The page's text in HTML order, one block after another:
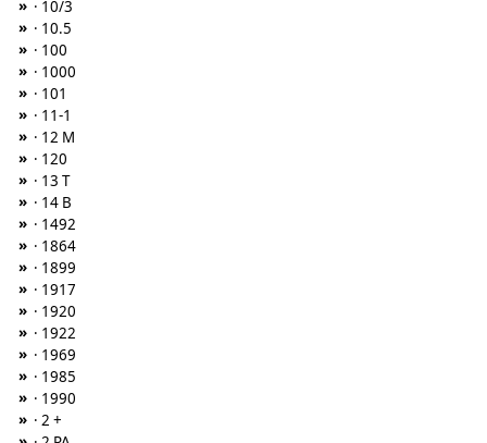
» · 10/3
» · 10.5
» · 100
» · 1000
» · 101
» · 11-1
» · 12 M
» · 120
» · 13 T
» · 14 B
» · 1492
» · 1864
» · 1899
» · 1917
» · 1920
» · 1922
» · 1969
» · 1985
» · 1990
» · 2 +